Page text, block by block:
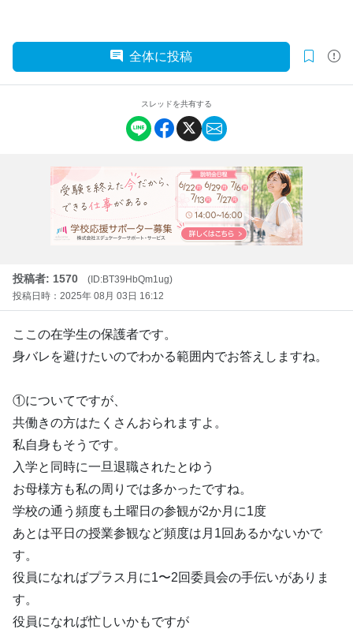
全体に投稿
スレッドを共有する
投稿者: 1570
(ID:BT39HbQm1ug)
投稿日時：2025年 08月 03日 16:12
ここの在学生の保護者です。
身バレを避けたいのでわかる範囲内でお答えしますね。
①についてですが、
共働きの方はたくさんおられますよ。
私自身もそうです。
入学と同時に一旦退職されたとゆう
お母様方も私の周りでは多かったですね。
学校の通う頻度も土曜日の参観が2か月に1度
あとは平日の授業参観など頻度は月1回あるかないかで
す。
役員になればプラス月に1〜2回委員会の手伝いがありま
す。
役員になれば忙しいかもですが